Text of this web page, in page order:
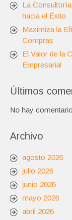
La
hacia el Éxito
Maximiza la
Compras
El Valor de la
Empresarial
Últimos
No hay
Archivo
agosto 2026
julio 2026
junio 2026
mayo 2026
abril 2026